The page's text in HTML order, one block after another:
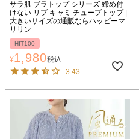
サラ肌 ブラトップ シリーズ 締め付
けない リブ キャミ チューブトップ |
大きいサイズの通販ならハッピーマ
リリン
HIT100
¥1,980税込
3.43